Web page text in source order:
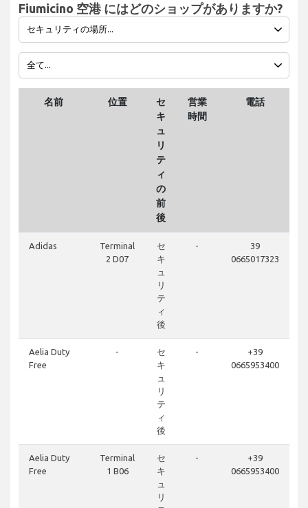
Fiumicino 空港 にはどのショップがありますか?
名前 位置
セ
キ
ュ
リ
テ
ィ
の
前
後
営業
時間
電話
Adidas
Terminal
2 D07
セ
キ
ュ
リ
テ
ィ
後
-
39
0665017323
Aelia Duty
Free
-
セ
キ
ュ
リ
テ
ィ
後
-
+39
0665953400
Aelia Duty
Free
Terminal
1 B06
セ
キ
ュ
リ
-
+39
0665953400